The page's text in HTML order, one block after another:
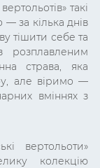
такі
за кілька днів
тішити себе та
розплавленим
страва, яка
але віримо —
вміннях з
вертольоти»
колекцію